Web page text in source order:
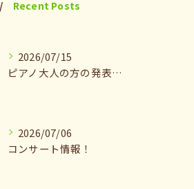
Recent Posts
2026/07/15
ピアノ大人の方の発表会兼ねたお茶会🎵
2026/07/06
コンサート情報！